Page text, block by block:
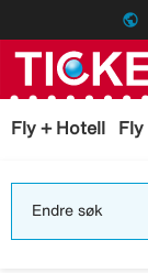
public
Fly + Hotell Fly
Endre søk